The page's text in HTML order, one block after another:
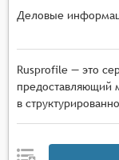
графики,
Деловые
Rusprofile — это
предоставляющий
в